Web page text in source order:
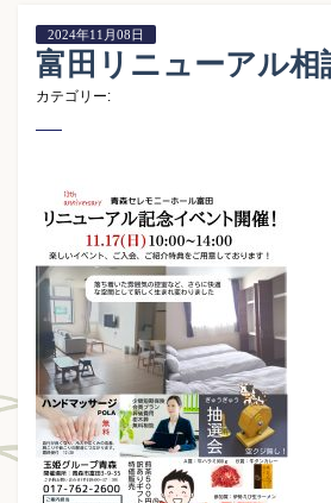
2024年11月08日
富田リニューアル相
カテゴリー: